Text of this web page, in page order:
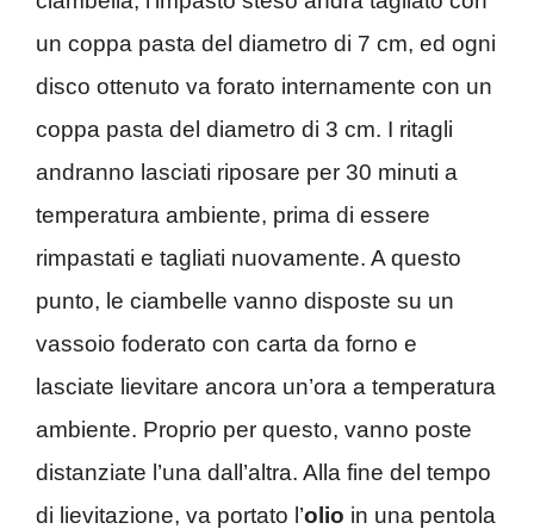
un coppa pasta del diametro di 7 cm, ed ogni
disco ottenuto va forato internamente con un
coppa pasta del diametro di 3 cm. I ritagli
andranno lasciati riposare per 30 minuti a
temperatura ambiente, prima di essere
rimpastati e tagliati nuovamente. A questo
punto, le ciambelle vanno disposte su un
vassoio foderato con carta da forno e
lasciate lievitare ancora un’ora a temperatura
ambiente. Proprio per questo, vanno poste
distanziate l’una dall’altra. Alla fine del tempo
di lievitazione, va portato l’olio in una pentola